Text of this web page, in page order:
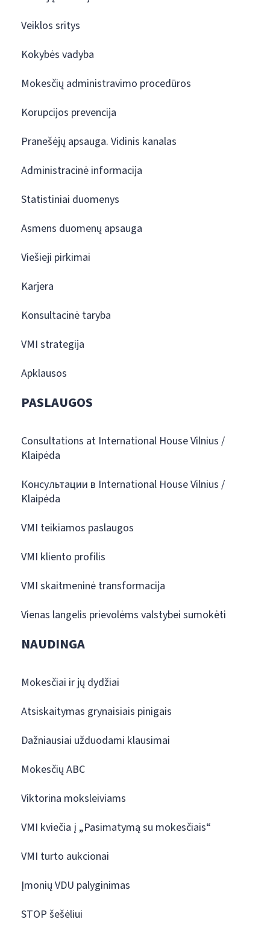
Veiklos sritys
Kokybės vadyba
Mokesčių administravimo procedūros
Korupcijos prevencija
Pranešėjų apsauga. Vidinis kanalas
Administracinė informacija
Statistiniai duomenys
Asmens duomenų apsauga
Viešieji pirkimai
Karjera
Konsultacinė taryba
VMI strategija
Apklausos
PASLAUGOS
Consultations at International House Vilnius /
Klaipėda
Консультации в International House Vilnius /
Klaipėda
VMI teikiamos paslaugos
VMI kliento profilis
VMI skaitmeninė transformacija
Vienas langelis prievolėms valstybei sumokėti
NAUDINGA
Mokesčiai ir jų dydžiai
Atsiskaitymas grynaisiais pinigais
Dažniausiai užduodami klausimai
Mokesčių ABC
Viktorina moksleiviams
VMI kviečia į „Pasimatymą su mokesčiais“
VMI turto aukcionai
Įmonių VDU palyginimas
STOP šešėliui